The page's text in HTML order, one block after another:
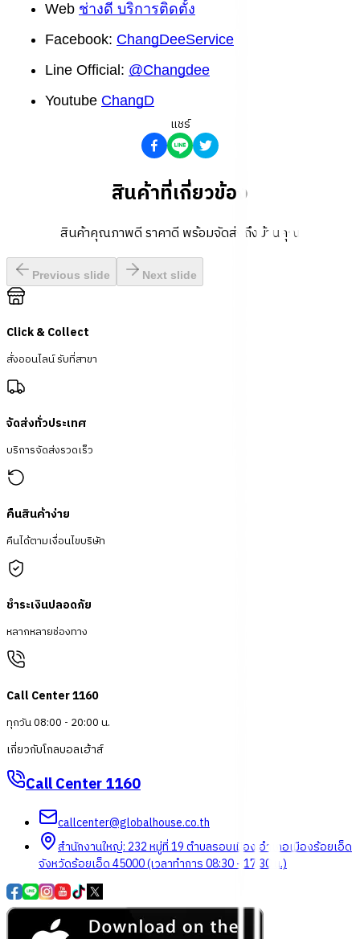
Web ช่างดี บริการติดตั้ง
Facebook: ChangDeeService
Line Official: @Changdee
Youtube ChangD
แชร์
สินค้าที่เกี่ยวข้อง
สินค้าคุณภาพดี ราคาดี พร้อมจัดส่งถึงบ้านคุณ
Previous slide Next slide
Click & Collect
สั่งออนไลน์ รับที่สาขา
จัดส่งทั่วประเทศ
บริการจัดส่งรวดเร็ว
คืนสินค้าง่าย
คืนได้ตามเงื่อนไขบริษัท
ชำระเงินปลอดภัย
หลากหลายช่องทาง
Call Center 1160
ทุกวัน 08:00 - 20:00 น.
เกี่ยวกับโกลบอลเฮ้าส์
Call Center1160
callcenter@globalhouse.co.th
สำนักงานใหญ่: 232 หมู่ที่ 19 ตำบลรอบเมือง อำเภอเมืองร้อยเอ็ด
จังหวัดร้อยเอ็ด 45000 (เวลาทำการ 08:30 - 17:30 น.)